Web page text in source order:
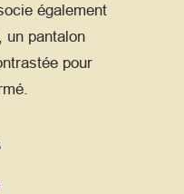
également
un pantalon
pour